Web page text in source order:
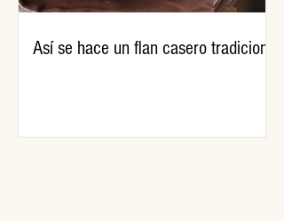
Así se hace un flan casero tradicional